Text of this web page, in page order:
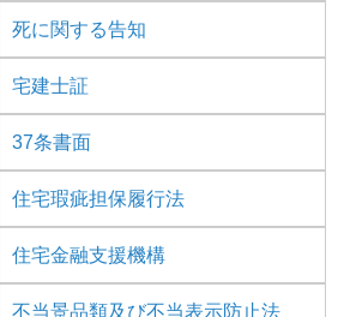
死に関する告知
宅建士証
37条書面
住宅瑕疵担保履行法
住宅金融支援機構
不当景品類及び不当表示防止法